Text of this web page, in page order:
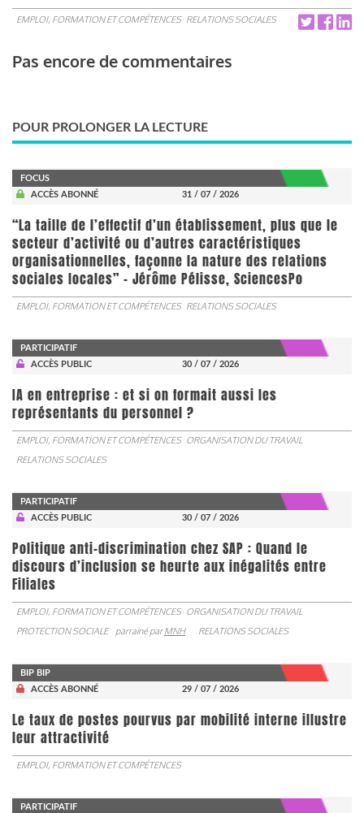
EMPLOI, FORMATION ET COMPÉTENCES RELATIONS SOCIALES
Pas encore de commentaires
POUR PROLONGER LA LECTURE
FOCUS
ACCÈS ABONNÉ
31 / 07 / 2026
“La taille de l’effectif d’un établissement, plus que le
secteur d’activité ou d’autres caractéristiques
organisationnelles, façonne la nature des relations
sociales locales” - Jérôme Pélisse, SciencesPo
EMPLOI, FORMATION ET COMPÉTENCES RELATIONS SOCIALES
PARTICIPATIF
ACCÈS PUBLIC
30 / 07 / 2026
IA en entreprise : et si on formait aussi les
représentants du personnel ?
EMPLOI, FORMATION ET COMPÉTENCES ORGANISATION DU TRAVAIL
RELATIONS SOCIALES
PARTICIPATIF
ACCÈS PUBLIC
30 / 07 / 2026
Politique anti-discrimination chez SAP : Quand le
discours d’inclusion se heurte aux inégalités entre
Filiales
EMPLOI, FORMATION ET COMPÉTENCES ORGANISATION DU TRAVAIL
PROTECTION SOCIALE
parrainé parMNH RELATIONS SOCIALES
BIP BIP
ACCÈS ABONNÉ
29 / 07 / 2026
Le taux de postes pourvus par mobilité interne illustre
leur attractivité
EMPLOI, FORMATION ET COMPÉTENCES
PARTICIPATIF